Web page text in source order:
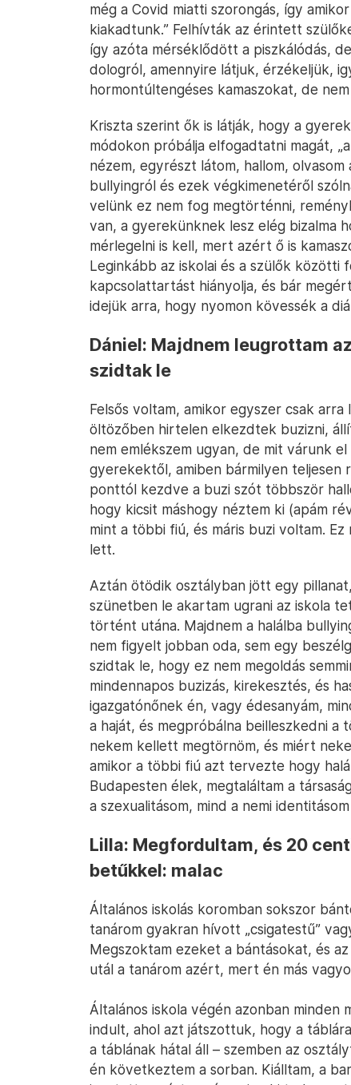
még a Covid miatti szorongás, így
kiakadtunk.” Felhívták az érintett
így azóta mérséklődött a piszkálódás,
dologról, amennyire látjuk, érzékeljük,
hormontúltengéses kamaszokat, de
Kriszta szerint ők is látják, hogy a
módokon próbálja elfogadtatni magát,
nézem, egyrészt látom, hallom,
bullyingról és ezek végkimenetéről
velünk ez nem fog megtörténni,
van, a gyerekünknek lesz elég bizalma
mérlegelni is kell, mert azért ő is
Leginkább az iskolai és a szülők közötti
kapcsolattartást hiányolja, és bár
idejük arra, hogy nyomon kövessék a
Dániel: Majdnem leugrottam
szidtak le
Felsős voltam, amikor egyszer csak
öltözőben hirtelen elkezdtek buzizni,
nem emlékszem ugyan, de mit várunk
gyerekektől, amiben bármilyen teljesen
ponttól kezdve a buzi szót többször
hogy kicsit máshogy néztem ki (apám
mint a többi fiú, és máris buzi voltam.
lett.
Aztán ötödik osztályban jött egy
szünetben le akartam ugrani az iskola
történt utána. Majdnem a halálba
nem figyelt jobban oda, sem egy
szidtak le, hogy ez nem megoldás
mindennapos buzizás, kirekesztés, és
igazgatónőnek én, vagy édesanyám,
a haját, és megpróbálna beilleszkedni
nekem kellett megtörnöm, és miért
amikor a többi fiú azt tervezte hogy
Budapesten élek, megtaláltam a
a szexualitásom, mind a nemi
Lilla: Megfordultam, és 20
betűkkel: malac
Általános iskolás koromban sokszor
tanárom gyakran hívott „csigatestű”
Megszoktam ezeket a bántásokat, és
utál a tanárom azért, mert én más
Általános iskola végén azonban
indult, ahol azt játszottuk, hogy a
a táblának hátal áll – szemben az
én következtem a sorban. Kiálltam, a